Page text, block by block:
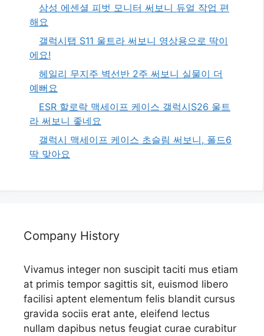
삼성 에센셜 피벗 모니터 써보니 듀얼 작업 편
해요
갤럭시탭 S11 울트라 써보니 영상용으로 딱이
에요!
헤일리 무지주 벽선반 2주 써보니 실물이 더
예뻐요
ESR 할로락 맥세이프 케이스 갤럭시S26 울트
라 써보니 좋네요
갤럭시 맥세이프 케이스 초슬림 써보니, 폴드6
딱 맞아요
Company History
Vivamus integer non suscipit taciti mus etiam
at primis tempor sagittis sit, euismod libero
facilisi aptent elementum felis blandit cursus
gravida sociis erat ante, eleifend lectus
nullam dapibus netus feugiat curae curabitur